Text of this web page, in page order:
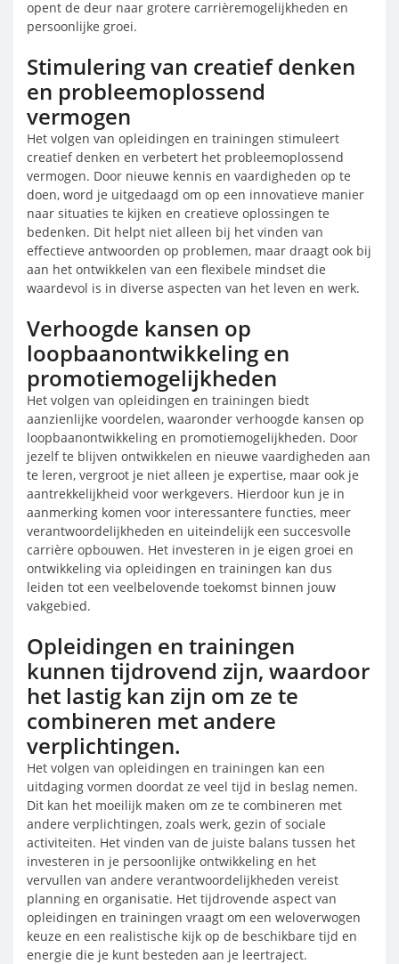
opent de deur naar grotere carrièremogelijkheden en
persoonlijke groei.
Stimulering van creatief denken
en probleemoplossend
vermogen
Het volgen van opleidingen en trainingen stimuleert
creatief denken en verbetert het probleemoplossend
vermogen. Door nieuwe kennis en vaardigheden op te
doen, word je uitgedaagd om op een innovatieve manier
naar situaties te kijken en creatieve oplossingen te
bedenken. Dit helpt niet alleen bij het vinden van
effectieve antwoorden op problemen, maar draagt ook bij
aan het ontwikkelen van een flexibele mindset die
waardevol is in diverse aspecten van het leven en werk.
Verhoogde kansen op
loopbaanontwikkeling en
promotiemogelijkheden
Het volgen van opleidingen en trainingen biedt
aanzienlijke voordelen, waaronder verhoogde kansen op
loopbaanontwikkeling en promotiemogelijkheden. Door
jezelf te blijven ontwikkelen en nieuwe vaardigheden aan
te leren, vergroot je niet alleen je expertise, maar ook je
aantrekkelijkheid voor werkgevers. Hierdoor kun je in
aanmerking komen voor interessantere functies, meer
verantwoordelijkheden en uiteindelijk een succesvolle
carrière opbouwen. Het investeren in je eigen groei en
ontwikkeling via opleidingen en trainingen kan dus
leiden tot een veelbelovende toekomst binnen jouw
vakgebied.
Opleidingen en trainingen
kunnen tijdrovend zijn, waardoor
het lastig kan zijn om ze te
combineren met andere
verplichtingen.
Het volgen van opleidingen en trainingen kan een
uitdaging vormen doordat ze veel tijd in beslag nemen.
Dit kan het moeilijk maken om ze te combineren met
andere verplichtingen, zoals werk, gezin of sociale
activiteiten. Het vinden van de juiste balans tussen het
investeren in je persoonlijke ontwikkeling en het
vervullen van andere verantwoordelijkheden vereist
planning en organisatie. Het tijdrovende aspect van
opleidingen en trainingen vraagt om een weloverwogen
keuze en een realistische kijk op de beschikbare tijd en
energie die je kunt besteden aan je leertraject.